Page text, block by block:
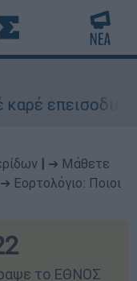
➔ Μάθετε
➔ Εορτολόγιο: Ποιοι
το ΕΘΝΟΣ